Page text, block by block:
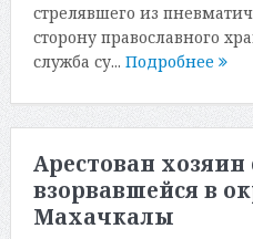
стрелявшего из
сторону православного
служба су... Подробнее
Арестован
взорвавшейся в
Махачкалы